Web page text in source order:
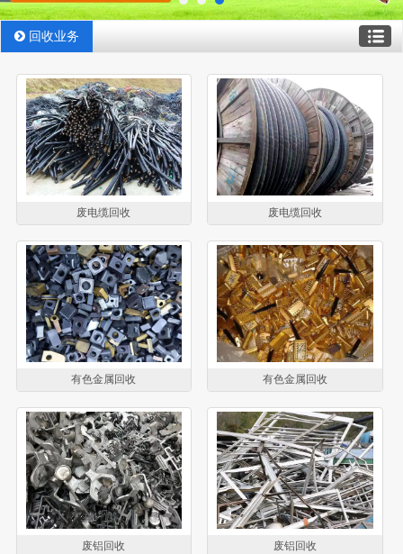
回收业务
废电缆回收 废电缆回收
有色金属回收 有色金属回收
废铝回收 废铝回收